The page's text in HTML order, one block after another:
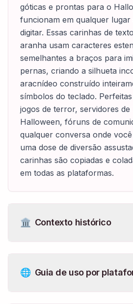
góticas e prontas para o
funcionam em qualquer
digitar. Essas carinhas de
aranha usam caracteres
semelhantes a braços para
pernas, criando a silhueta
aracnídeo construído
símbolos do teclado.
jogos de terror, servidores de
Halloween, fóruns de
qualquer conversa onde
uma dose de diversão
carinhas são copiadas e
em todas as plataformas.
🏛️ Contexto histórico
🌐 Guia de uso por